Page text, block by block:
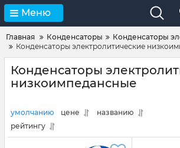
Меню
Главная Конденсаторы
Конденсаторы
Конденсаторы электролитические
Конденсаторы
низкоимпедансные
умолчанию цене
названию
рейтингу